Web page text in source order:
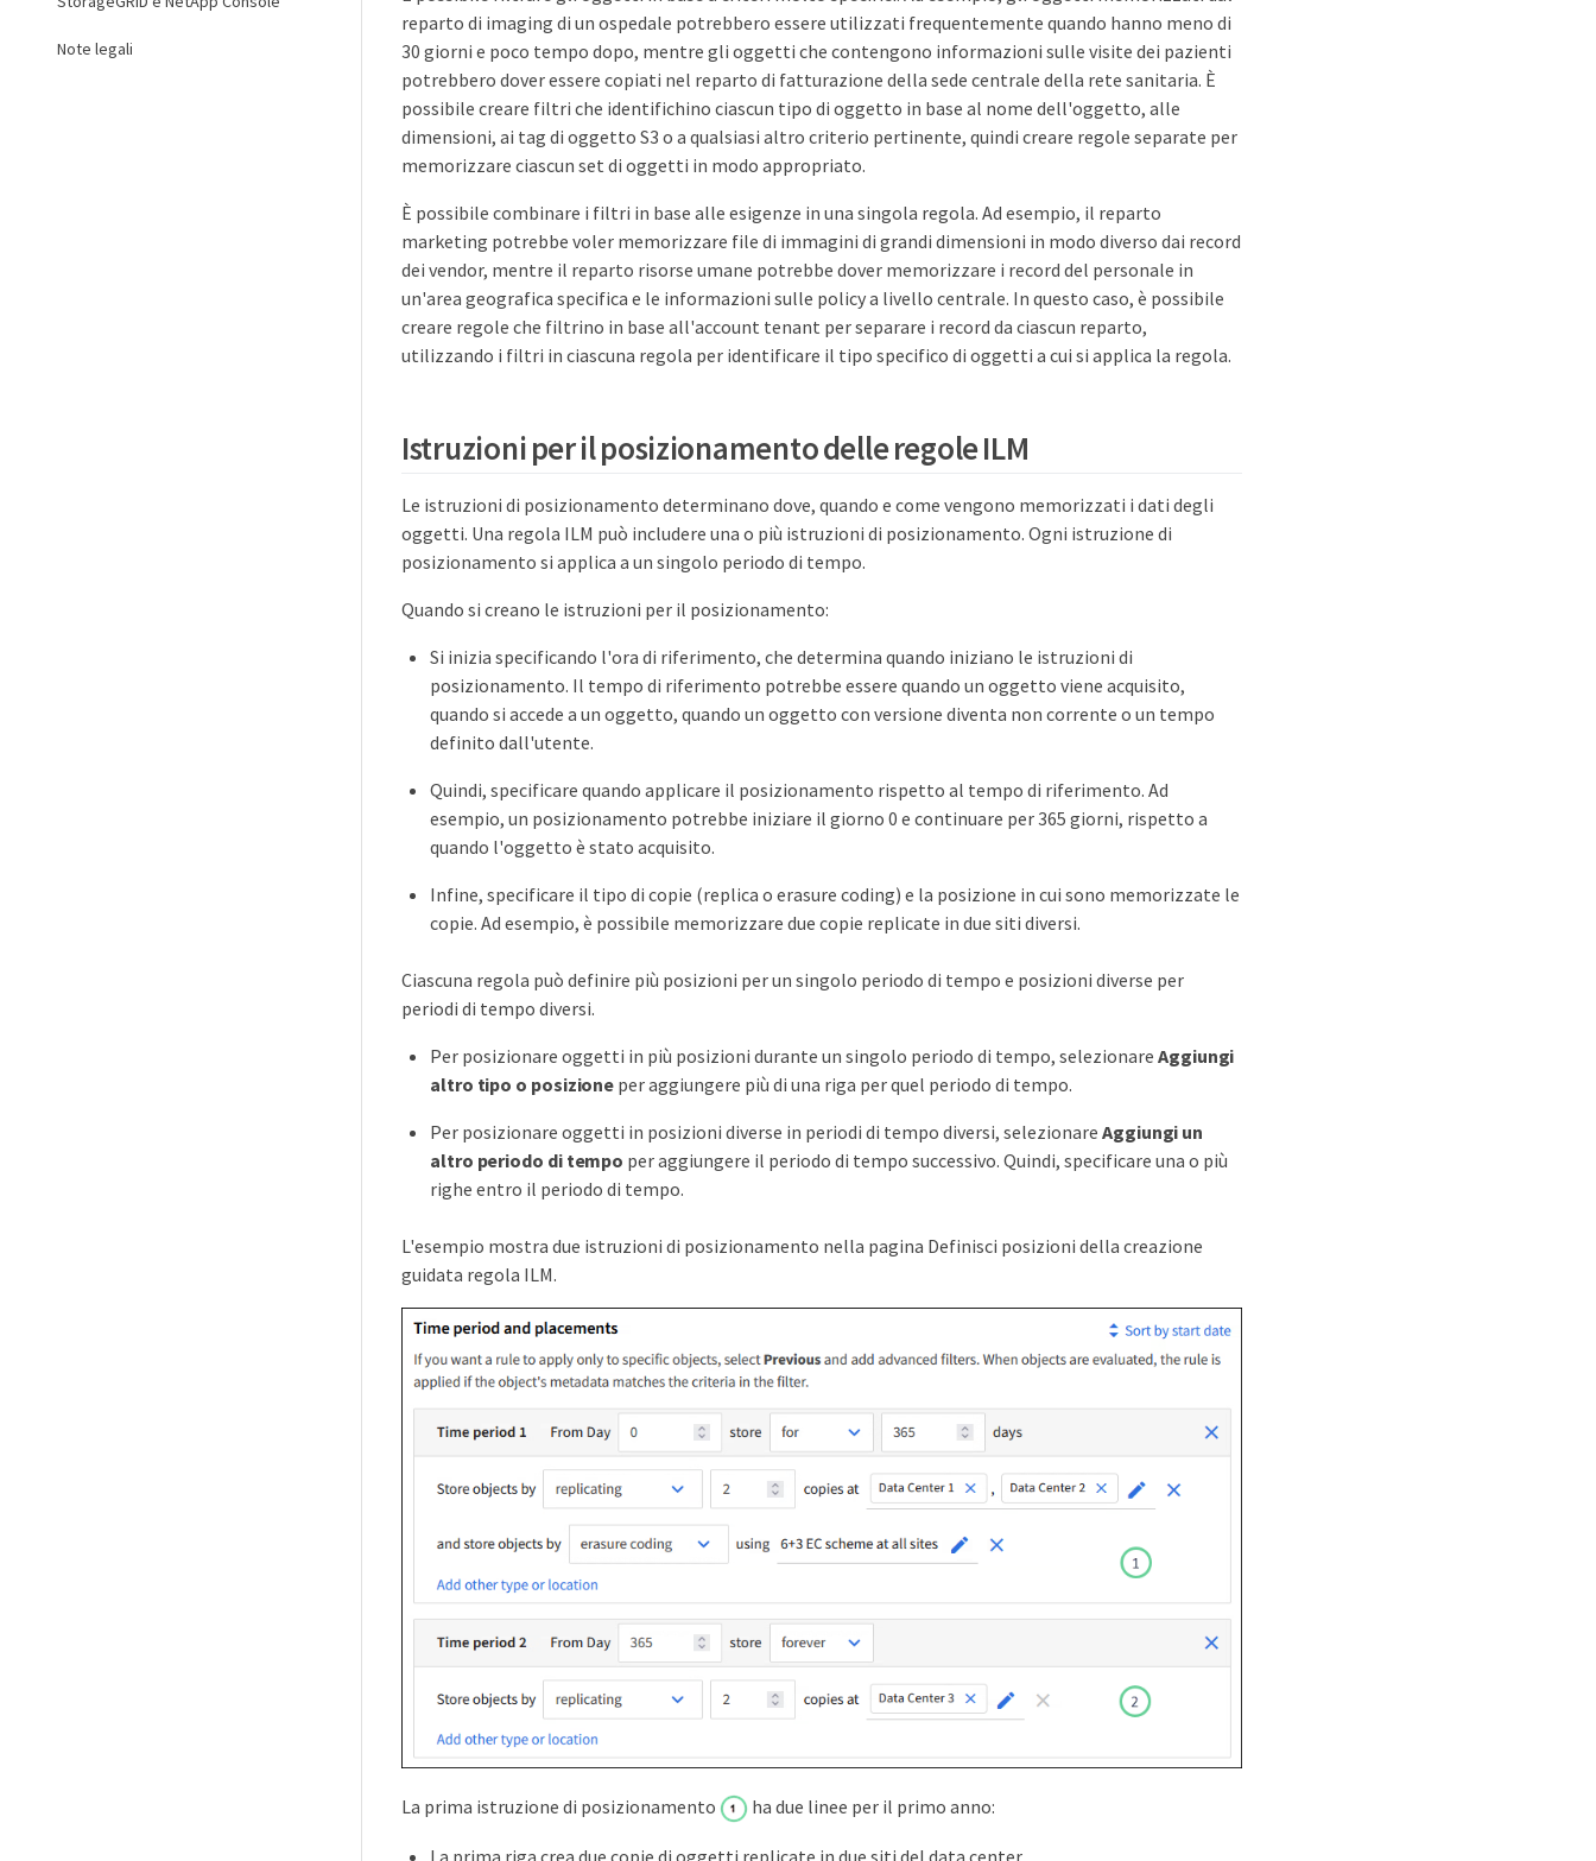
Note legali
reparto di imaging di un ospedale potrebbero essere utilizzati frequentemente quando hanno meno di
30 giorni e poco tempo dopo, mentre gli oggetti che contengono informazioni sulle visite dei pazienti
potrebbero dover essere copiati nel reparto di fatturazione della sede centrale della rete sanitaria. È
possibile creare filtri che identifichino ciascun tipo di oggetto in base al nome dell'oggetto, alle
dimensioni, ai tag di oggetto S3 o a qualsiasi altro criterio pertinente, quindi creare regole separate per
memorizzare ciascun set di oggetti in modo appropriato.
È possibile combinare i filtri in base alle esigenze in una singola regola. Ad esempio, il reparto
marketing potrebbe voler memorizzare file di immagini di grandi dimensioni in modo diverso dai record
dei vendor, mentre il reparto risorse umane potrebbe dover memorizzare i record del personale in
un'area geografica specifica e le informazioni sulle policy a livello centrale. In questo caso, è possibile
creare regole che filtrino in base all'account tenant per separare i record da ciascun reparto,
utilizzando i filtri in ciascuna regola per identificare il tipo specifico di oggetti a cui si applica la regola.
Istruzioni per il posizionamento delle regole ILM
Le istruzioni di posizionamento determinano dove, quando e come vengono memorizzati i dati degli
oggetti. Una regola ILM può includere una o più istruzioni di posizionamento. Ogni istruzione di
posizionamento si applica a un singolo periodo di tempo.
Quando si creano le istruzioni per il posizionamento:
Si inizia specificando l'ora di riferimento, che determina quando iniziano le istruzioni di
posizionamento. Il tempo di riferimento potrebbe essere quando un oggetto viene acquisito,
quando si accede a un oggetto, quando un oggetto con versione diventa non corrente o un tempo
definito dall'utente.
Quindi, specificare quando applicare il posizionamento rispetto al tempo di riferimento. Ad
esempio, un posizionamento potrebbe iniziare il giorno 0 e continuare per 365 giorni, rispetto a
quando l'oggetto è stato acquisito.
Infine, specificare il tipo di copie (replica o erasure coding) e la posizione in cui sono memorizzate le
copie. Ad esempio, è possibile memorizzare due copie replicate in due siti diversi.
Ciascuna regola può definire più posizioni per un singolo periodo di tempo e posizioni diverse per
periodi di tempo diversi.
Per posizionare oggetti in più posizioni durante un singolo periodo di tempo, selezionare Aggiungi
altro tipo o posizione per aggiungere più di una riga per quel periodo di tempo.
Per posizionare oggetti in posizioni diverse in periodi di tempo diversi, selezionare Aggiungi un
altro periodo di tempo per aggiungere il periodo di tempo successivo. Quindi, specificare una o più
righe entro il periodo di tempo.
L'esempio mostra due istruzioni di posizionamento nella pagina Definisci posizioni della creazione
guidata regola ILM.
La prima istruzione di posizionamento ha due linee per il primo anno:
La prima riga crea due copie di oggetti replicate in due siti del data center.